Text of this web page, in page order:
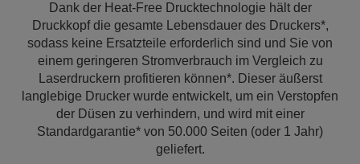
Dank der Heat-Free Drucktechnologie hält der
Druckkopf die gesamte Lebensdauer des Druckers*,
sodass keine Ersatzteile erforderlich sind und Sie von
einem geringeren Stromverbrauch im Vergleich zu
Laserdruckern profitieren können*. Dieser äußerst
langlebige Drucker wurde entwickelt, um ein Verstopfen
der Düsen zu verhindern, und wird mit einer
Standardgarantie* von 50.000 Seiten (oder 1 Jahr)
geliefert.